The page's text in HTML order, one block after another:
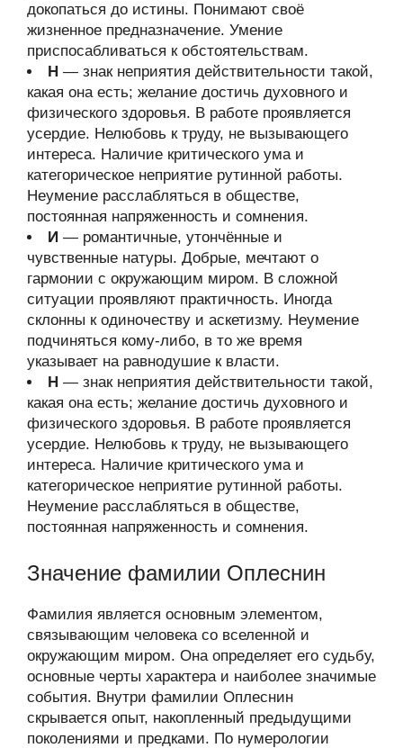
докопаться до истины. Понимают своё
жизненное предназначение. Умение
приспосабливаться к обстоятельствам.
Н — знак неприятия действительности такой,
какая она есть; желание достичь духовного и
физического здоровья. В работе проявляется
усердие. Нелюбовь к труду, не вызывающего
интереса. Наличие критического ума и
категорическое неприятие рутинной работы.
Неумение расслабляться в обществе,
постоянная напряженность и сомнения.
И — романтичные, утончённые и
чувственные натуры. Добрые, мечтают о
гармонии с окружающим миром. В сложной
ситуации проявляют практичность. Иногда
склонны к одиночеству и аскетизму. Неумение
подчиняться кому-либо, в то же время
указывает на равнодушие к власти.
Н — знак неприятия действительности такой,
какая она есть; желание достичь духовного и
физического здоровья. В работе проявляется
усердие. Нелюбовь к труду, не вызывающего
интереса. Наличие критического ума и
категорическое неприятие рутинной работы.
Неумение расслабляться в обществе,
постоянная напряженность и сомнения.
Значение фамилии Оплеснин
Фамилия является основным элементом,
связывающим человека со вселенной и
окружающим миром. Она определяет его судьбу,
основные черты характера и наиболее значимые
события. Внутри фамилии Оплеснин
скрывается опыт, накопленный предыдущими
поколениями и предками. По нумерологии